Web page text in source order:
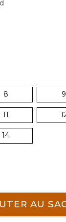
8 9
11
14
AU